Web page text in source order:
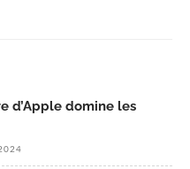
d’Apple domine les